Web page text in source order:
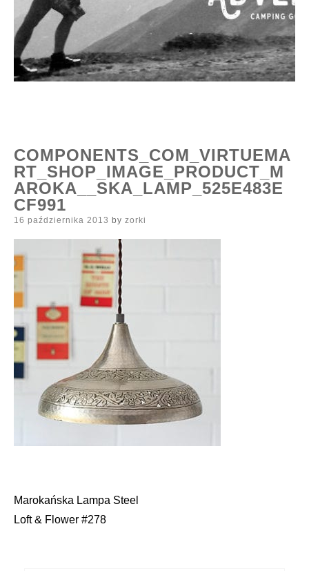
COMPONENTS_COM_VIRTUEMA
RT_SHOP_IMAGE_PRODUCT_M
AROKA__SKA_LAMP_525E483E
CF991
Posted
16 października 2013 by zorki
Nawigacja
Marokańska Lampa Steel
Loft & Flower #278